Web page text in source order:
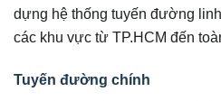
dựng hệ thống tuyến đường
các khu vực từ TP.HCM đến
Tuyến đường chính